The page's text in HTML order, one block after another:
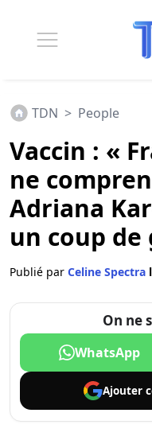
TDN > People
Vaccin : «
ne
Adriana
un coup de
Publié par Celine Spectra
On ne
WhatsApp
Ajouter